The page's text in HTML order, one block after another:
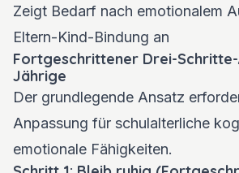
Zeigt Bedarf nach emotionalem
Eltern-Kind-Bindung an
Fortgeschrittener Drei-
Jährige
Der grundlegende Ansatz
Anpassung für schulalterliche
emotionale Fähigkeiten.